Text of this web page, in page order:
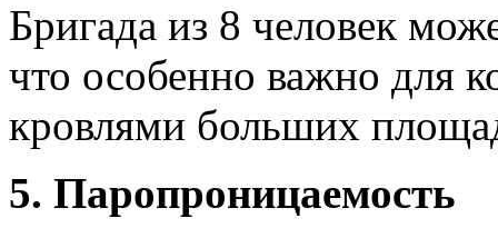
Бригада из 8 человек
что особенно важно для
кровлями больших
5. Паропроницаемость